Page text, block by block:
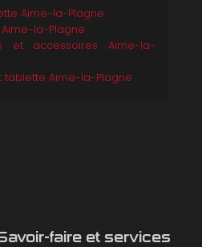
Aime-la-Plagne
la-Plagne
et accessoires Aime-la-
tablette Aime-la-Plagne
faire et services